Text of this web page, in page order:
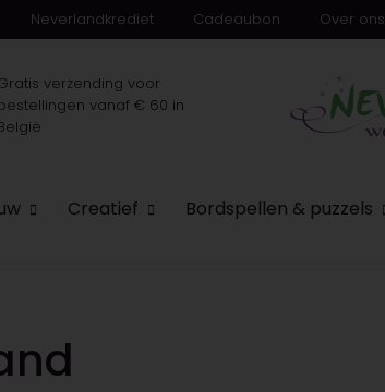
Neverlandkrediet Cadeaubon Over ons
verzending voor
vanaf € 60 in
Creatief Bordspellen & puzzels